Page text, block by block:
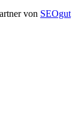
von SEOgut